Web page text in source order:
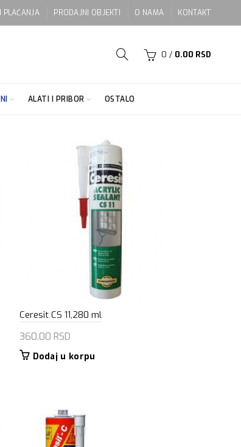
PLAĆANJA PRODAJNI OBJEKTI O NAMA KONTAKT
0 / 0.00 RSD
ALATI I PRIBOR OSTALO
Ceresit CS 11,280 ml
360.00 RSD
Dodaj u korpu